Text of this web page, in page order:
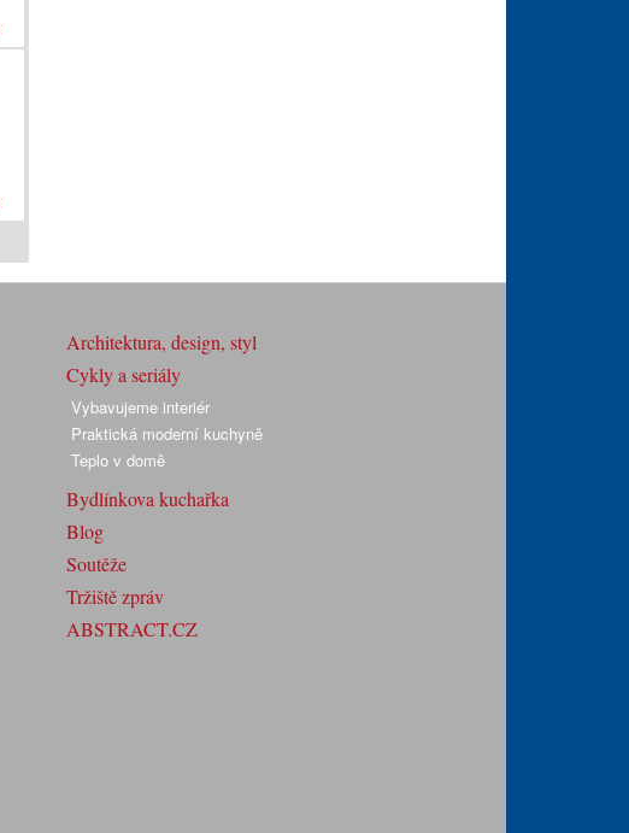
Architektura, design, styl
Cykly a seriály
Vybavujeme interiér
Praktická moderní kuchyně
Teplo v domě
Bydlínkova kuchařka
Blog
Soutěže
Tržiště zpráv
ABSTRACT.CZ